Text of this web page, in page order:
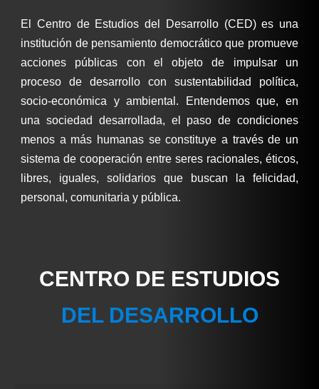
El Centro de Estudios del Desarrollo (CED) es una
institución de pensamiento democrático que promueve
acciones públicas con el objeto de impulsar un
proceso de desarrollo con sustentabilidad política,
socio-económica y ambiental. Entendemos que, en
una sociedad desarrollada, el paso de condiciones
menos a más humanas se constituye a través de un
sistema de cooperación entre seres racionales, éticos,
libres, iguales, solidarios que buscan la felicidad,
personal, comunitaria y pública.
CENTRO DE ESTUDIOS
DEL DESARROLLO